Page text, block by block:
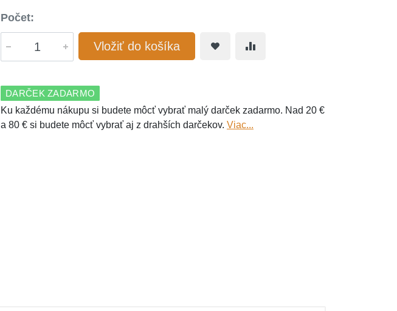
Počet:
Vložiť do košíka
DARČEK ZADARMO
Ku každému nákupu si budete môcť vybrať malý darček zadarmo. Nad 20 €
a 80 € si budete môcť vybrať aj z drahších darčekov. Viac...